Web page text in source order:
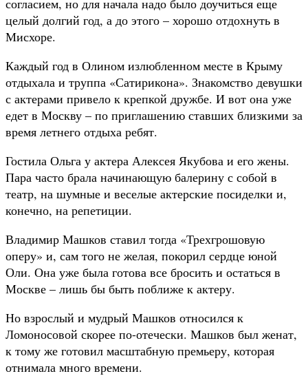
целый долгий год, а до этого – хорошо отдохнуть в
Мисхоре.
Каждый год в Олином излюбленном месте в Крыму
отдыхала и труппа «Сатирикона». Знакомство девушки
с актерами привело к крепкой дружбе. И вот она уже
едет в Москву – по приглашению ставших близкими за
время летнего отдыха ребят.
Гостила Ольга у актера Алексея Якубова и его жены.
Пара часто брала начинающую балерину с собой в
театр, на шумные и веселые актерские посиделки и,
конечно, на репетиции.
Владимир Машков ставил тогда «Трехгрошовую
оперу» и, сам того не желая, покорил сердце юной
Оли. Она уже была готова все бросить и остаться в
Москве – лишь бы быть поближе к актеру.
Но взрослый и мудрый Машков относился к
Ломоносовой скорее по-отечески. Машков был женат,
к тому же готовил масштабную премьеру, которая
отнимала много времени.